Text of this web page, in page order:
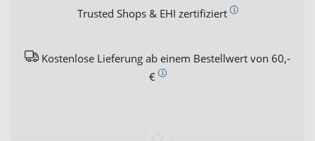
Trusted Shops & EHI zertifiziert
Kostenlose Lieferung ab einem Bestellwert von 60,-
€